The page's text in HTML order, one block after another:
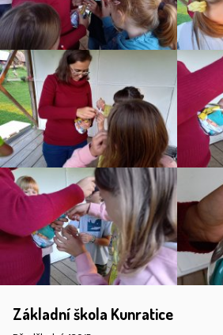
Základní škola Kunratice